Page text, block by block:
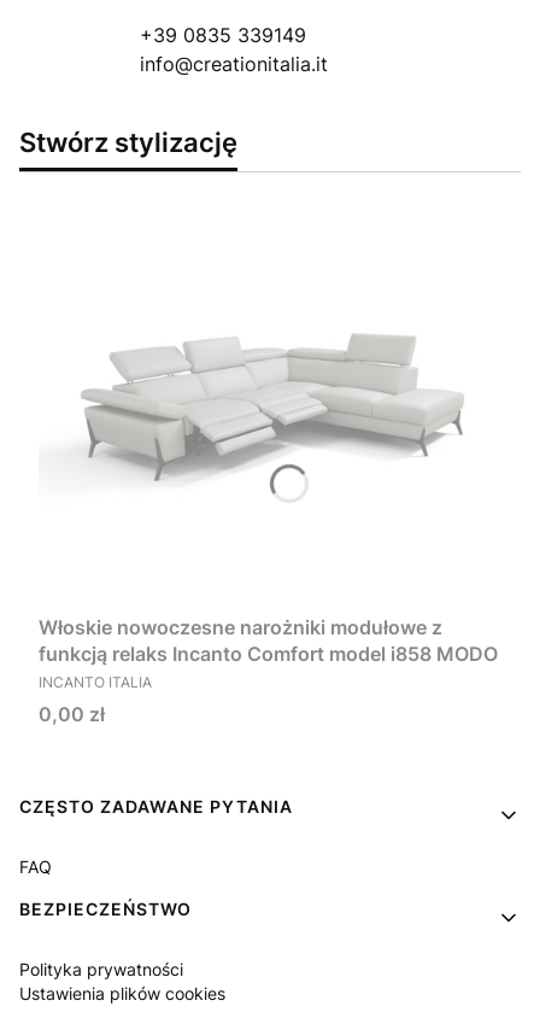
+39 0835 339149
info@creationitalia.it
Stwórz stylizację
Włoskie nowoczesne narożniki modułowe z
funkcją relaks Incanto Comfort model i858 MODO
PRODUCENT
INCANTO ITALIA
Cena
0,00 zł
Linki w stopce
CZĘSTO ZADAWANE PYTANIA
FAQ
BEZPIECZEŃSTWO
Polityka prywatności
Ustawienia plików cookies